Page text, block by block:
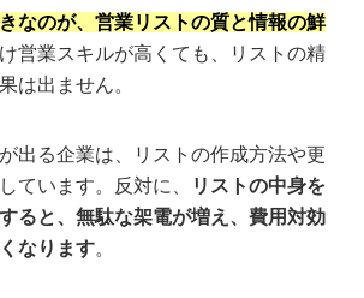
なのが、営業リストの質と情報の鮮
営業スキルが高くても、リストの精
は出ません。
出る企業は、リストの作成方法や更
ています。反対に、
リストの中身を
ると、無駄な架電が増え、費用対効
なります。